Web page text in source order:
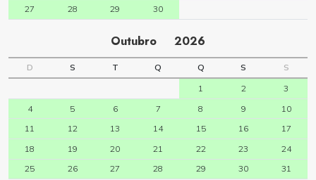
27
28 29 30
Outubro 2026
D S T Q Q S
S
1
2
3
4
5 6 7 8 9
10
11
12 13 14 15 16
17
18
19 20 21 22 23
24
25
26 27 28 29 30 31